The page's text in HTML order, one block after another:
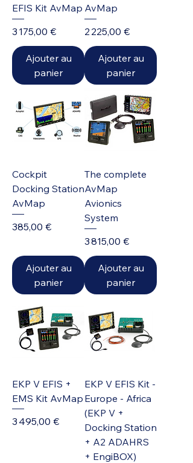
EFIS Kit AvMap
Prix
3 175,00 €
Ajouter au
panier
AvMap
Prix
2 225,00 €
Ajouter au
panier
Cockpit
Docking Station
AvMap
Prix
385,00 €
Ajouter au
panier
The complete
AvMap
Avionics
System
Prix
3 815,00 €
Ajouter au
panier
EKP V EFIS +
EMS Kit AvMap
Prix
3 495,00 €
EKP V EFIS Kit -
Europe - Africa
(EKP V +
Docking Station
+ A2 ADAHRS
+ EngiBOX)